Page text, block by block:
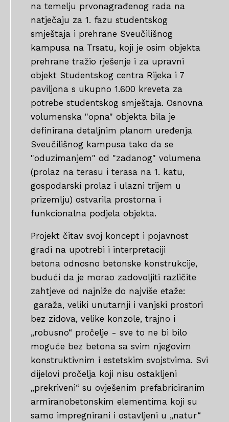
na temelju prvonagrađenog rada na
natječaju za 1. fazu studentskog
smještaja i prehrane Sveučilišnog
kampusa na Trsatu, koji je osim objekta
prehrane tražio rješenje i za upravni
objekt Studentskog centra Rijeka i 7
paviljona s ukupno 1.600 kreveta za
potrebe studentskog smještaja. Osnovna
volumenska "opna" objekta bila je
definirana detaljnim planom uređenja
Sveučilišnog kampusa tako da se
"oduzimanjem" od "zadanog" volumena
(prolaz na terasu i terasa na 1. katu,
gospodarski prolaz i ulazni trijem u
prizemlju) ostvarila prostorna i
funkcionalna podjela objekta.
Projekt čitav svoj koncept i pojavnost
gradi na upotrebi i interpretaciji
betona odnosno betonske konstrukcije,
budući da je morao zadovoljiti različite
zahtjeve od najniže do najviše etaže:
garaža, veliki unutarnji i vanjski prostori
bez zidova, velike konzole, trajno i
„robusno“ pročelje - sve to ne bi bilo
moguće bez betona sa svim njegovim
konstruktivnim i estetskim svojstvima. Svi
dijelovi pročelja koji nisu ostakljeni
„prekriveni“ su ovješenim prefabriciranim
armiranobetonskim elementima koji su
samo impregnirani i ostavljeni u „natur“